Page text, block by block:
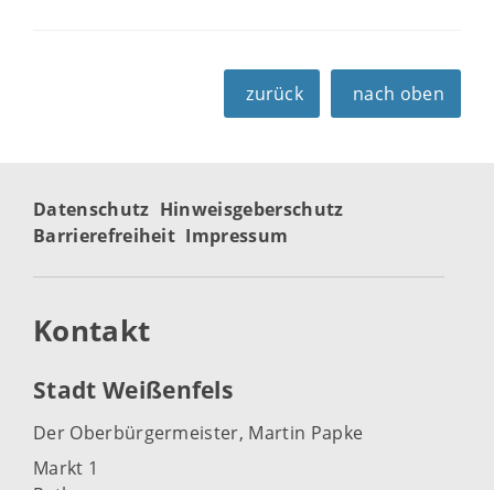
zurück nach oben
Datenschutz Hinweisgeberschutz
Barrierefreiheit Impressum
Kontakt
Stadt Weißenfels
Der Oberbürgermeister, Martin Papke
Markt 1